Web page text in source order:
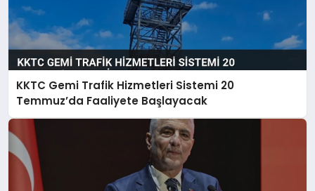
KKTC Gemi Trafik Hizmetleri Sistemi 20
Temmuz’da Faaliyete Başlayacak